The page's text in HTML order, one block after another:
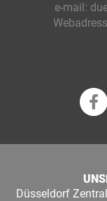
e-mail:
Düsseldorf